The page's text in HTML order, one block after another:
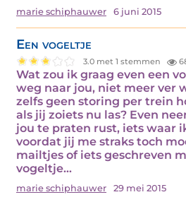
marie schiphauwer 6 juni 2015
Een vogeltje
3.0 met 1 stemmen
Wat zou ik graag even een
weg naar jou, niet meer ver
zelfs geen storing per trein
als jij zoiets nu las? Even
jou te praten rust, iets waar
voordat jij me straks toch
mailtjes of iets geschreven
vogeltje…
marie schiphauwer 29 mei 2015